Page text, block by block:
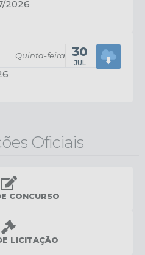
2026
Quinta-feira 30
JUL
Oficiais
CONCURSO
LICITAÇÃO